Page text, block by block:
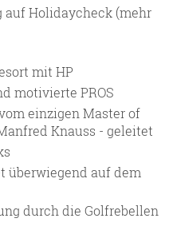
auf Holidaycheck (mehr
mit HP
motivierte PROS
einzigen Master of
Knauss - geleitet
überwiegend auf dem
durch die Golfrebellen